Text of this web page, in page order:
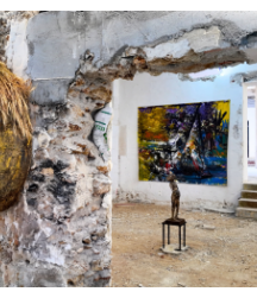
carte blanche
dans un
particulier
Paris.